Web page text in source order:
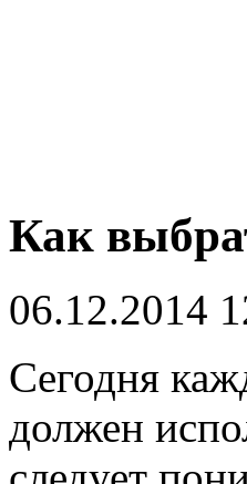
Как
06.12.2014
Сегодня
должен